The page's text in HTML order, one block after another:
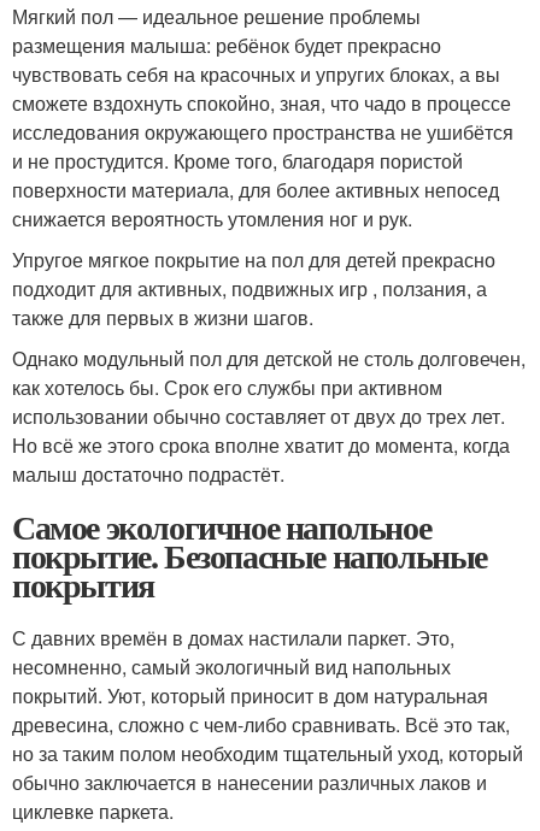
Мягкий пол — идеальное решение проблемы
размещения малыша: ребёнок будет прекрасно
чувствовать себя на красочных и упругих блоках, а вы
сможете вздохнуть спокойно, зная, что чадо в процессе
исследования окружающего пространства не ушибётся
и не простудится. Кроме того, благодаря пористой
поверхности материала, для более активных непосед
снижается вероятность утомления ног и рук.
Упругое мягкое покрытие на пол для детей прекрасно
подходит для активных, подвижных игр , ползания, а
также для первых в жизни шагов.
Однако модульный пол для детской не столь долговечен,
как хотелось бы. Срок его службы при активном
использовании обычно составляет от двух до трех лет.
Но всё же этого срока вполне хватит до момента, когда
малыш достаточно подрастёт.
Самое экологичное напольное
покрытие. Безопасные напольные
покрытия
С давних времён в домах настилали паркет. Это,
несомненно, самый экологичный вид напольных
покрытий. Уют, который приносит в дом натуральная
древесина, сложно с чем-либо сравнивать. Всё это так,
но за таким полом необходим тщательный уход, который
обычно заключается в нанесении различных лаков и
циклевке паркета.